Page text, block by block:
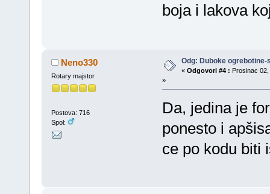
boja i lakova
Neno330
Rotary majstor
Postova: 716
Spol:
Odg: Duboke ogrebotine-
« Odgovori #4 : Prosinac
»
Da, jedina je
ponesto i
ce po kodu biti